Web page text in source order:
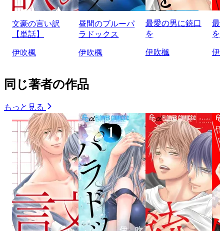
文豪の言い訳
【単話】
伊吹楓
昼間のブルーパ
ラドックス
伊吹楓
最愛の男に銃口
を
伊吹楓
最
を
伊
同じ著者の作品
もっと見る